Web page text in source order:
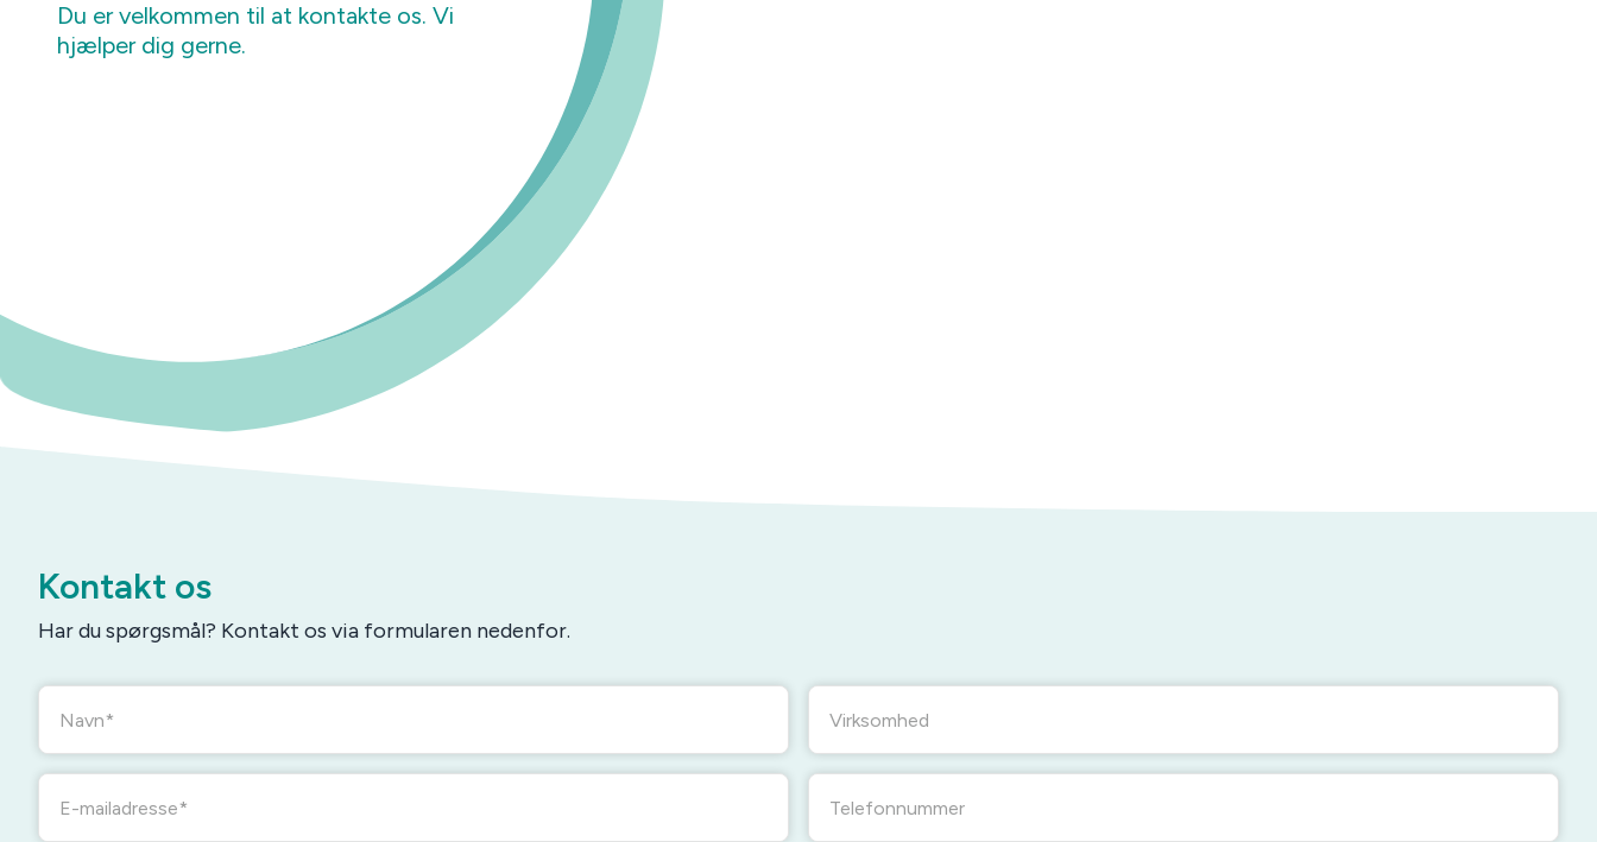
Du er velkommen til at kontakte os. Vi
hjælper dig gerne.
Kontakt os
Har du spørgsmål? Kontakt os via formularen nedenfor.
Navn Virksomhed
E-mailadresse Telefonnummer